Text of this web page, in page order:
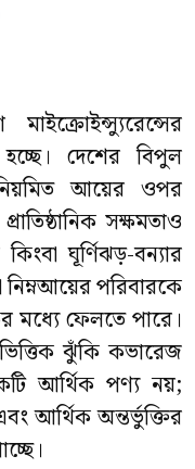
মাইক্রোইন্স্যুরেন্সের
দেশের বিপুল
আয়ের ওপর
সক্ষমতাও
ঘূর্ণিঝড়-বন্যার
পরিবারকে
মধ্যে ফেলতে পারে।
ঝুঁকি কভারেজ
আর্থিক পণ্য নয়;
আর্থিক অন্তর্ভুক্তির